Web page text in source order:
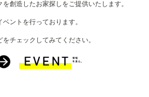
創造したお家探しをご提供いたします。
ントを行っております。
チェックしてみてください。